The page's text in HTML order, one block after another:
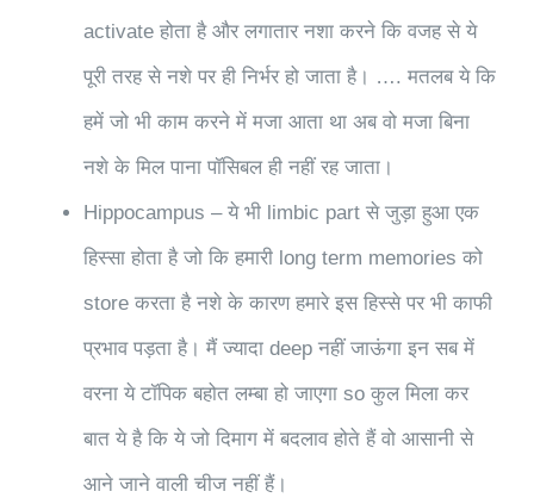
activate होता है और लगातार नशा करने कि वजह से ये
पूरी तरह से नशे पर ही निर्भर हो जाता है। …. मतलब ये कि
हमें जो भी काम करने में मजा आता था अब वो मजा बिना
नशे के मिल पाना पॉसिबल ही नहीं रह जाता।
Hippocampus – ये भी limbic part से जुड़ा हुआ एक
हिस्सा होता है जो कि हमारी long term memories को
store करता है नशे के कारण हमारे इस हिस्से पर भी काफी
प्रभाव पड़ता है। मैं ज्यादा deep नहीं जाऊंगा इन सब में
वरना ये टॉपिक बहोत लम्बा हो जाएगा so कुल मिला कर
बात ये है कि ये जो दिमाग में बदलाव होते हैं वो आसानी से
आने जाने वाली चीज नहीं हैं।